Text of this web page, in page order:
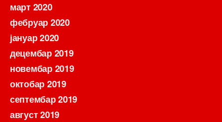
март 2020
фебруар 2020
јануар 2020
децембар 2019
новембар 2019
октобар 2019
септембар 2019
август 2019